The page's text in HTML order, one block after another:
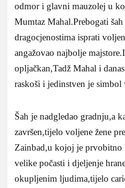
odmor i glavni mauzolej u
Mumtaz Mahal.Prebogati
dragocjenostima isprati
angažovao najbolje
opljačkan,Tadž Mahal i
raskoši i jedinstven je
Šah je nadgledao gradnju,a
završen,tijelo voljene žene
Zainbad,u kojoj je prvobitno
velike počasti i djeljenje
okupljenim ljudima,tijelo